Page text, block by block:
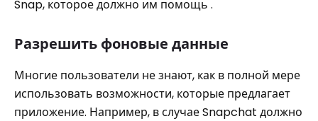
Snap, которое должно им помощь .
Разрешить фоновые данные
Многие пользователи не знают, как в полной мере
использовать возможности, которые предлагает
приложение. Например, в случае Snapchat должно